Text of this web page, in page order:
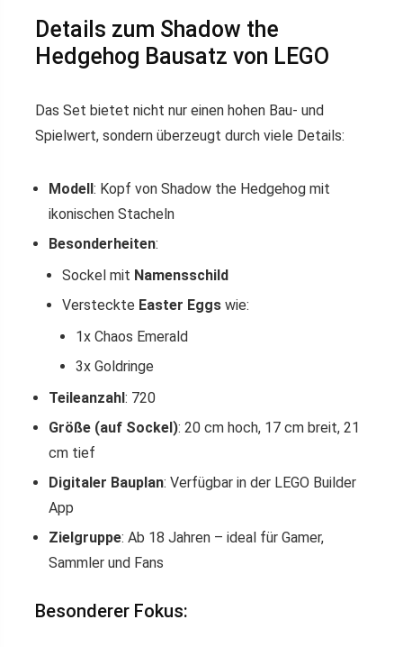
Details zum Shadow the
Hedgehog Bausatz von LEGO
Das Set bietet nicht nur einen hohen Bau- und
Spielwert, sondern überzeugt durch viele Details:
Modell: Kopf von Shadow the Hedgehog mit
ikonischen Stacheln
Besonderheiten:
Sockel mit Namensschild
Versteckte Easter Eggs wie:
1x Chaos Emerald
3x Goldringe
Teileanzahl: 720
Größe (auf Sockel): 20 cm hoch, 17 cm breit, 21
cm tief
Digitaler Bauplan: Verfügbar in der LEGO Builder
App
Zielgruppe: Ab 18 Jahren – ideal für Gamer,
Sammler und Fans
Besonderer Fokus: